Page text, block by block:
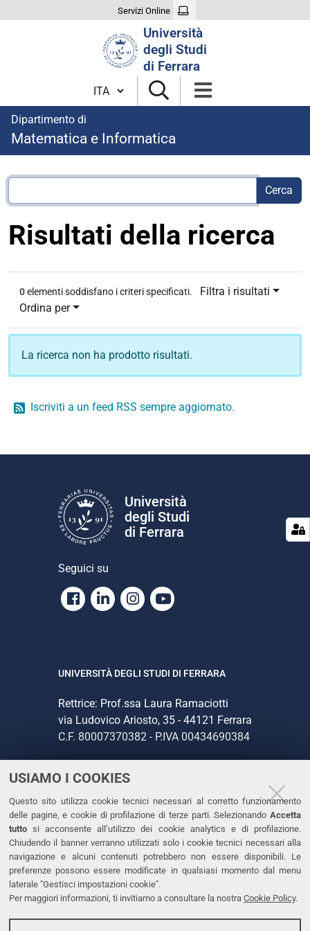
USIAMO I COOKIES
Questo sito utilizza cookie tecnici necessari al corretto funzionamento
delle pagine, e cookie di profilazione di terze parti. Selezionando Accetta
tutto si acconsente all’utilizzo dei cookie analytics e di profilazione.
Chiudendo il banner verranno utilizzati solo i cookie tecnici necessari alla
navigazione e alcuni contenuti potrebbero non essere disponibili. Le
preferenze possono essere modificate in qualsiasi momento dal menu
laterale "Gestisci impostazioni cookie".
Per maggiori informazioni, ti invitiamo a consultare la nostra Cookie Policy.
Servizi Online
Università
degli Studi
di Ferrara
Cambia lingua
Dipartimento di
Matematica e Informatica
Risultati della ricerca
0elementi soddisfano i criteri specificati.
Filtra i risultati
Ordina per
La ricerca non ha prodotto risultati.
Iscriviti a un feed RSS sempre aggiornato.
Università
degli Studi
di Ferrara
Seguici su
Facebook
LinkedinInstagram
Youtube
UNIVERSITÀ DEGLI STUDI DI FERRARA
Rettrice: Prof.ssa Laura Ramaciotti
via Ludovico Ariosto, 35 - 44121 Ferrara
C.F. 80007370382 - P.IVA 00434690384
CONTATTI
Tel. +39 0532 293111
Fax. +39 0532 293031
PEC
LINKS